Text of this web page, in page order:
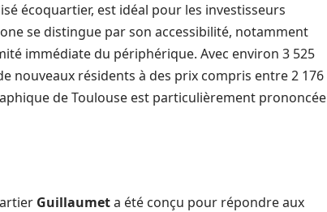
écoquartier, est idéal pour les investisseurs
se distingue par son accessibilité, notamment
immédiate du périphérique. Avec environ 3 525
nouveaux résidents à des prix compris entre 2 176
de Toulouse est particulièrement prononcée
Guillaumeta été conçu pour répondre aux